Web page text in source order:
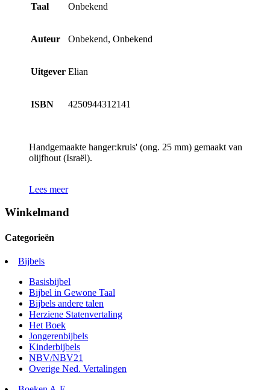
Taal Onbekend
Auteur Onbekend, Onbekend
Uitgever Elian
ISBN 4250944312141
Handgemaakte hanger:kruis' (ong. 25 mm) gemaakt van
olijfhout (Israël).
Lees meer
Winkelmand
Categorieën
Bijbels
Basisbijbel
Bijbel in Gewone Taal
Bijbels andere talen
Herziene Statenvertaling
Het Boek
Jongerenbijbels
Kinderbijbels
NBV/NBV21
Overige Ned. Vertalingen